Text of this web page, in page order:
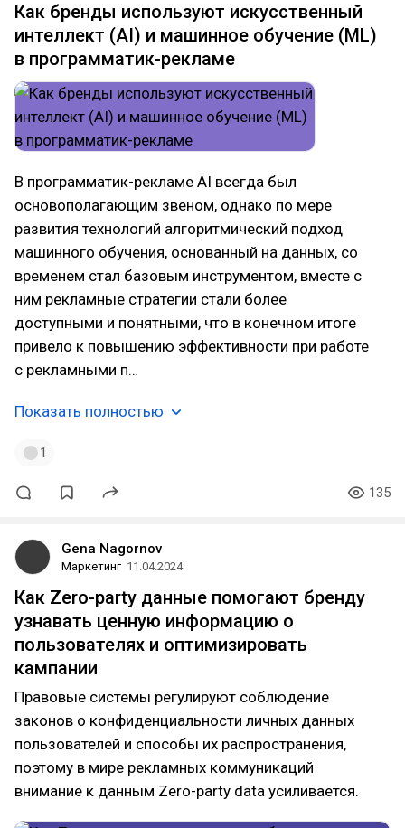
Как бренды используют искусственный
интеллект (AI) и машинное обучение (ML)
в программатик-рекламе
В программатик-рекламе AI всегда был
основополагающим звеном, однако по мере
развития технологий алгоритмический подход
машинного обучения, основанный на данных, со
временем стал базовым инструментом, вместе с
ним рекламные стратегии стали более
доступными и понятными, что в конечном итоге
привело к повышению эффективности при работе
с рекламными п…
Показать полностью
1
135
Gena Nagornov
Маркетинг 11.04.2024
Как Zero-party данные помогают бренду
узнавать ценную информацию о
пользователях и оптимизировать
кампании
Правовые системы регулируют соблюдение
законов о конфиденциальности личных данных
пользователей и способы их распространения,
поэтому в мире рекламных коммуникаций
внимание к данным Zero-party data усиливается.